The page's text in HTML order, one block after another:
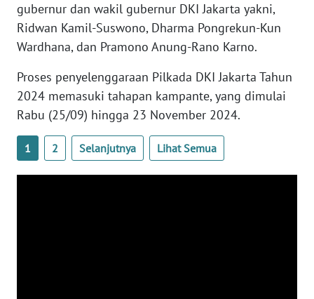
gubernur dan wakil gubernur DKI Jakarta yakni,
Ridwan Kamil-Suswono, Dharma Pongrekun-Kun
Wardhana, dan Pramono Anung-Rano Karno.
Proses penyelenggaraan Pilkada DKI Jakarta Tahun
2024 memasuki tahapan kampante, yang dimulai
Rabu (25/09) hingga 23 November 2024.
1 2 Selanjutnya Lihat Semua
BANTEN
WN
KEPRI
WN
PAPUA